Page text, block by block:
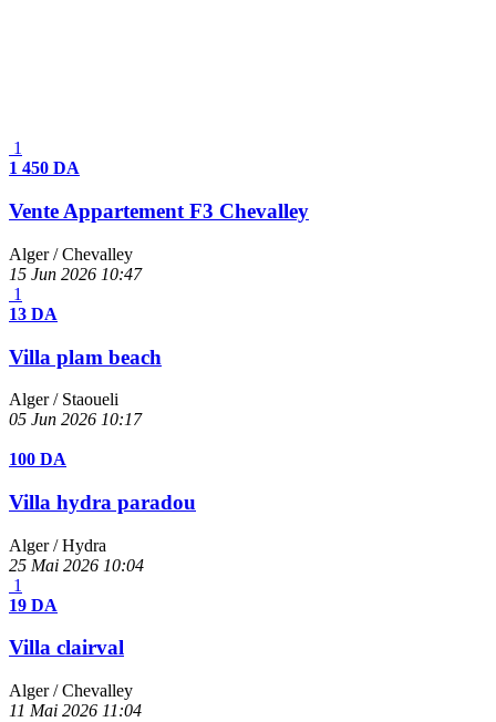
1
1 450 DA
Vente Appartement F3 Chevalley
Alger/ Chevalley
15 Jun 2026 10:47
1
13 DA
Villa plam beach
Alger/ Staoueli
05 Jun 2026 10:17
100 DA
Villa hydra paradou
Alger/ Hydra
25 Mai 2026 10:04
1
19 DA
Villa clairval
Alger/ Chevalley
11 Mai 2026 11:04